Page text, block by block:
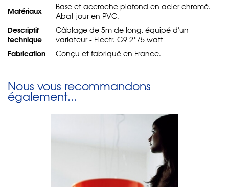
Matériaux
Base et accroche plafond en acier chromé.
Abat-jour en PVC.
Descriptif
technique
Câblage de 5m de long, équipé d'un
variateur - Electr. G9 2*75 watt
Fabrication Conçu et fabriqué en France.
Nous vous recommandons
également...